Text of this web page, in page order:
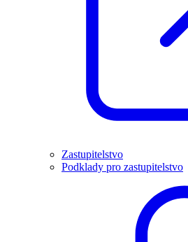
Zastupitelstvo
Podklady pro zastupitelstvo